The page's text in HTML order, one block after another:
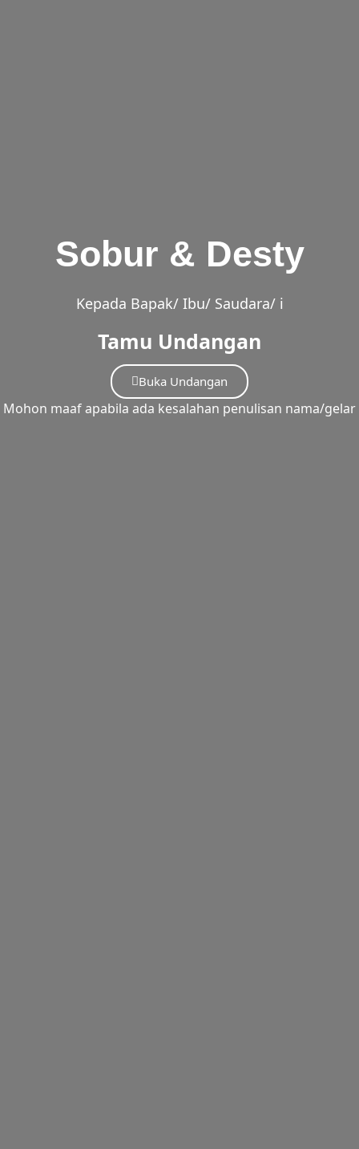
Sobur & Desty
Kepada Bapak/ Ibu/ Saudara/ i
Tamu Undangan
Buka Undangan
Mohon maaf apabila ada kesalahan penulisan nama/gelar